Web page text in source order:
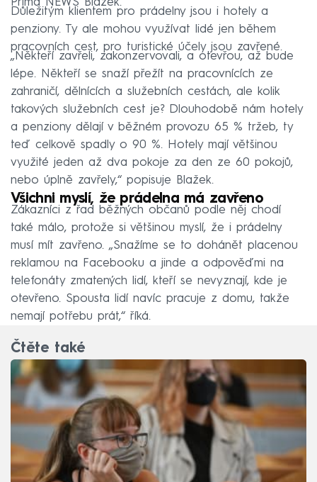
Důležitým klientem pro prádelny jsou i hotely a
penziony. Ty ale mohou využívat lidé jen během
pracovních cest, pro turistické účely jsou zavřené.
„Někteří zavřeli, zakonzervovali, a otevřou, až bude
lépe. Někteří se snaží přežít na pracovnících ze
zahraničí, dělnících a služebních cestách, ale kolik
takových služebních cest je? Dlouhodobě nám hotely
a penziony dělají v běžném provozu 65 % tržeb, ty
teď celkově spadly o 90 %. Hotely mají většinou
využité jeden až dva pokoje za den ze 60 pokojů,
nebo úplně zavřely,“ popisuje Blažek.
Všichni myslí, že prádelna má zavřeno
Zákazníci z řad běžných občanů podle něj chodí
také málo, protože si většinou myslí, že i prádelny
musí mít zavřeno. „Snažíme se to dohánět placenou
reklamou na Facebooku a jinde a odpověďmi na
telefonáty zmatených lidí, kteří se nevyznají, kde je
otevřeno. Spousta lidí navíc pracuje z domu, takže
nemají potřebu prát,“ říká.
Čtěte také